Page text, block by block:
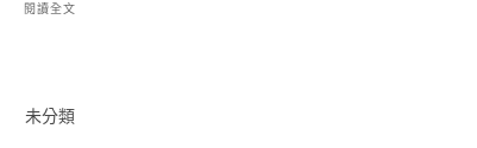
閱讀全文
未分類